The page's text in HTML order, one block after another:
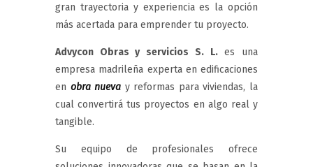
gran trayectoria y experiencia es la opción
más acertada para emprender tu proyecto.
Advycon Obras y servicios S. L.es una
empresa madrileña experta en edificaciones
en obra nueva y reformas para viviendas, la
cual convertirá tus proyectos en algo real y
tangible.
Su equipo de profesionales ofrece